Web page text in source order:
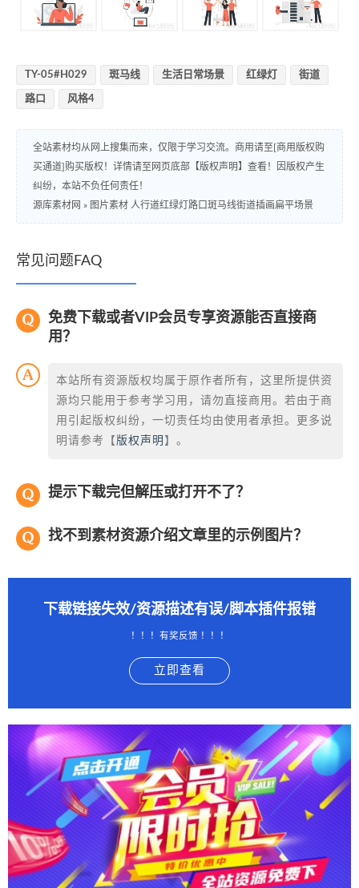
TY-05#H029 斑马线 生活日常场景 红绿灯 街道
路口 风格4
全站素材均从网上搜集而来，仅限于学习交流。商用请至[商用版权购
买通道]购买版权！详情请至网页底部【版权声明】查看！因版权产生
纠纷，本站不负任何责任！
源库素材网 » 图片素材 人行道红绿灯路口斑马线街道插画扁平场景
常见问题FAQ
免费下载或者VIP会员专享资源能否直接商
用？
本站所有资源版权均属于原作者所有，这里所提供资
源均只能用于参考学习用，请勿直接商用。若由于商
用引起版权纠纷，一切责任均由使用者承担。更多说
明请参考【 版权声明 】。
提示下载完但解压或打开不了？
找不到素材资源介绍文章里的示例图片？
下载链接失效/资源描述有误/脚本插件报错
！！！有奖反馈 ！！！
立即查看